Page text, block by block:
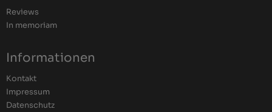
Reviews
In memoriam
Informationen
Kontakt
Impressum
Datenschutz